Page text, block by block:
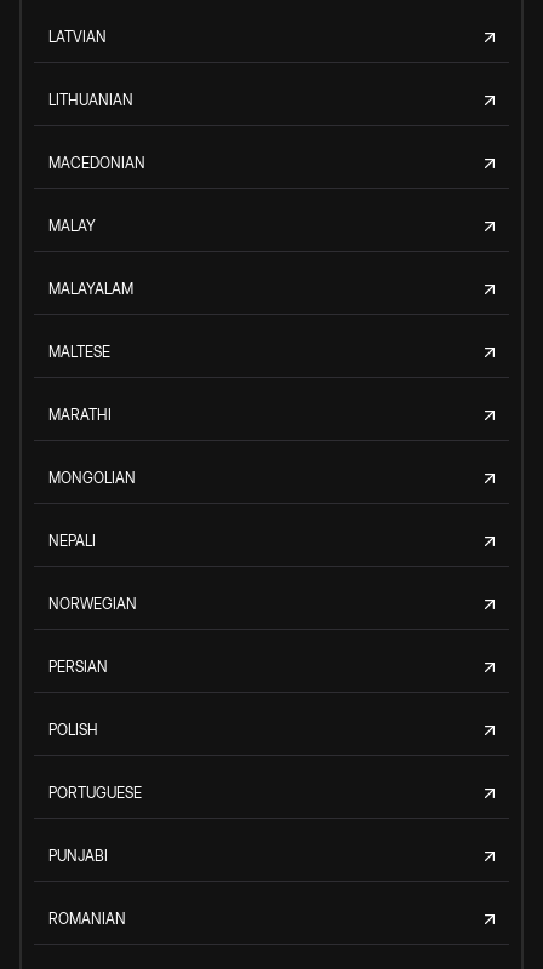
LATVIAN
LITHUANIAN
MACEDONIAN
MALAY
MALAYALAM
MALTESE
MARATHI
MONGOLIAN
NEPALI
NORWEGIAN
PERSIAN
POLISH
PORTUGUESE
PUNJABI
ROMANIAN